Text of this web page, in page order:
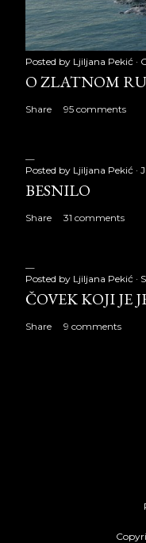
Posted by Ljiljana Pekić
O ZLATNOM
Share 95 comments
Posted by Ljiljana Pekić
BESNILO
Share 31 comments
Posted by Ljiljana Pekić
ČOVEK KOJI JE
Share 9 comments